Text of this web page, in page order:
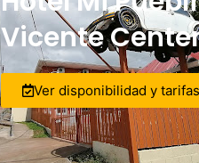
Vicente
Ver disponibilidad y tarifas